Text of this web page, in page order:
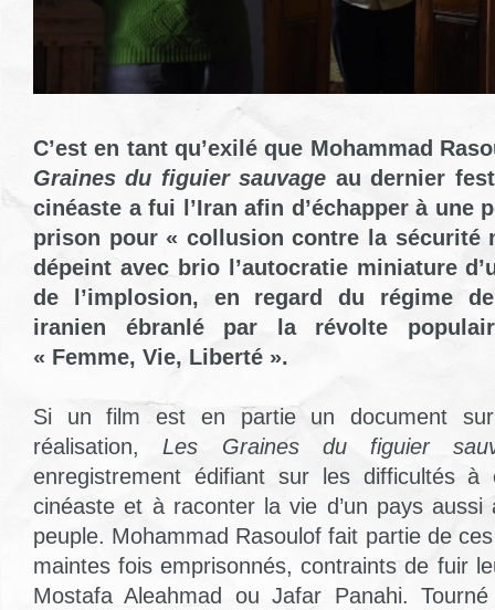
C’est en tant qu’exilé que Mohammad
Graines du figuiersauvage au dernier
cinéaste a fui l’Iran afin d’échapper à une
prison pour « collusion contre la sécurité
dépeint avec brio l’autocratie miniature
de l’implosion, en regard du régime
iranien ébranlé par la révolte
« Femme, Vie, Liberté ».
Si un film est en partie un document
réalisation, Les Graines du figuier
enregistrement édifiant sur les difficultés
cinéaste et à raconter la vie d’un pays
peuple. Mohammad Rasoulof fait partie de
maintes fois emprisonnés, contraints de fuir
Mostafa Aleahmad ou Jafar Panahi.